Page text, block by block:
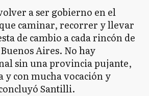
a ser gobierno en el
caminar, recorrer y llevar
de cambio a cada rincón de
Aires. No hay
sin una provincia pujante,
y con mucha vocación y
Santilli.